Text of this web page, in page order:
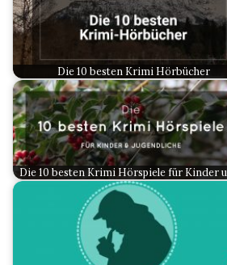
Die 10 besten Krimi Hörbücher
Die 10 besten Krimi Hörspiele für Kinder